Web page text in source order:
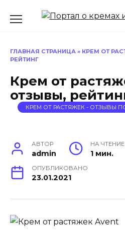
ГЛАВНАЯ СТРАНИЦА » КРЕМ ОТ
РЕЙТИНГ
Крем от
отзывы,
КРЕМ ОТ РАСТЯЖЕК - ОТЗЫВЫ
АВТОР
admin
НА ЧТЕНИЕ
1 мин.
ОПУБЛИКОВАНО
23.01.2021